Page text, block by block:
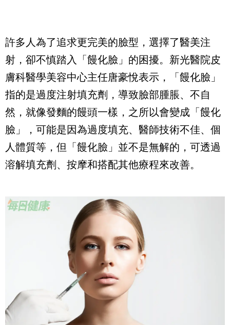
許多人為了追求更完美的臉型，選擇了醫美注
射，卻不慎踏入「饅化臉」的困擾。新光醫院皮
膚科醫學美容中心主任唐豪悅表示，「饅化臉」
指的是過度注射填充劑，導致臉部腫脹、不自
然，就像發麵的饅頭一樣，之所以會變成「饅化
臉」，可能是因為過度填充、醫師技術不佳、個
人體質等，但「饅化臉」並不是無解的，可透過
溶解填充劑、按摩和搭配其他療程來改善。